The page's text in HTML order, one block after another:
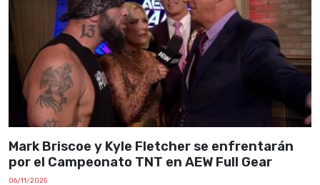
Mark Briscoe y Kyle Fletcher se enfrentarán
por el Campeonato TNT en AEW Full Gear
06/11/2025